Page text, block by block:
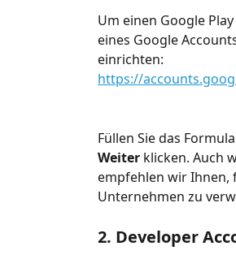
Um einen Google
eines Google
einrichten:
https://
Füllen Sie das
Weiter klicken. Auch
empfehlen wir Ihnen,
Unternehmen zu
2. Developer